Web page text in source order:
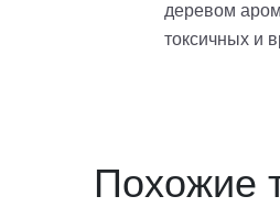
деревом
токсичных и
Похожие